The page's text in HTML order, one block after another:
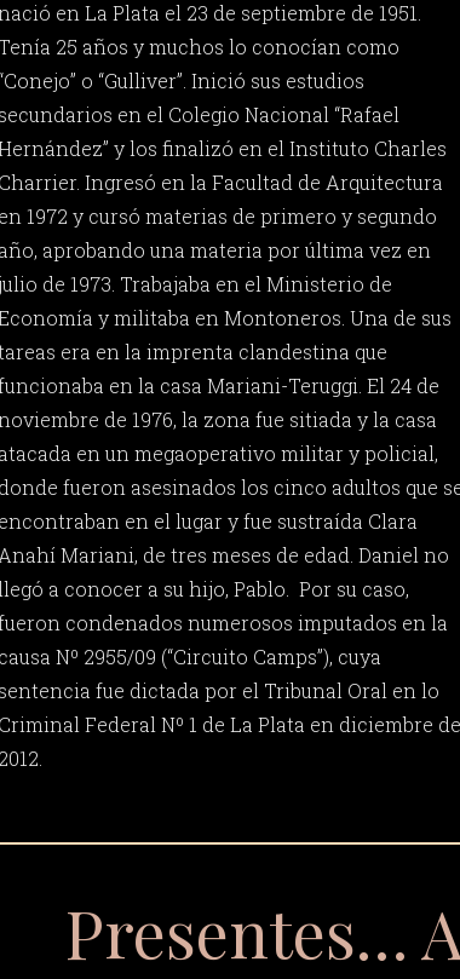
en La Plata el 23 de septiembre de 1951.
Tenía 25 años y muchos lo conocían como
“Conejo” o “Gulliver”. Inició sus estudios
secundarios en el Colegio Nacional “Rafael
y los finalizó en el Instituto Charles
Charrier. Ingresó en la Facultad de Arquitectura
en 1972 y cursó materias de primero y segundo
año, aprobando una materia por última vez en
de 1973. Trabajaba en el Ministerio de
y militaba en Montoneros. Una de sus
era en la imprenta clandestina que
en la casa Mariani-Teruggi. El 24 de
de 1976, la zona fue sitiada y la casa
atacada en un megaoperativo militar y policial,
donde fueron asesinados los cinco adultos que
encontraban en el lugar y fue sustraída Clara
Anahí Mariani, de tres meses de edad. Daniel no
a conocer a su hijo, Pablo. Por su caso,
condenados numerosos imputados en la
causa Nº 2955/09 (“Circuito Camps”), cuya
sentencia fue dictada por el Tribunal Oral en lo
Criminal Federal Nº 1 de La Plata en diciembre de
2012.
Presentes…